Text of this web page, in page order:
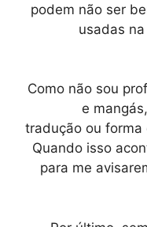
podem não ser
usadas
Como não sou
e
tradução ou forma
Quando isso
para me